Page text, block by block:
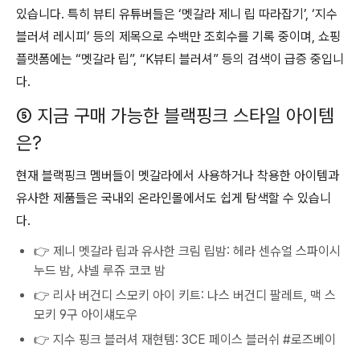
있습니다. 특히 뷰티 유튜버들은 ‘멧갈라 제니 립 따라잡기’, ‘지수
블러셔 레시피’ 등의 제목으로 수백만 조회수를 기록 중이며, 쇼핑
플랫폼에는 “멧갈라 립”, “K뷰티 블러셔” 등의 검색이 급증 중입니
다.
⑤ 지금 구매 가능한 블랙핑크 스타일 아이템
은?
현재 블랙핑크 멤버들이 멧갈라에서 사용하거나 착용한 아이템과
유사한 제품들은 국내외 온라인몰에서도 쉽게 탐색할 수 있습니
다.
👉 제니 멧갈라 립과 유사한 크림 립밤: 헤라 센슈얼 스파이시
누드 밤, 샤넬 루쥬 코코 밤
👉 리사 버건디 스모키 아이 키트: 나스 버건디 팔레트, 맥 스
모키 9구 아이섀도우
👉 지수 핑크 블러셔 재현템: 3CE 페이스 블러쉬 #로즈베이